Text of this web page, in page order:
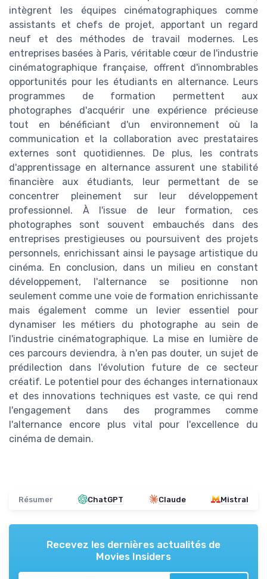
intègrent les équipes cinématographiques comme
assistants et chefs de projet, apportant un regard
neuf et des méthodes de travail modernes. Les
entreprises basées à Paris, véritable cœur de l'industrie
cinématographique française, offrent d'innombrables
opportunités pour les étudiants en alternance. Leurs
programmes de formation permettent aux
photographes d'acquérir une expérience précieuse
tout en bénéficiant d'un environnement où la
communication et la collaboration avec prestataires
externes sont quotidiennes. De plus, les contrats
d'apprentissage en alternance assurent une stabilité
financière aux étudiants, leur permettant de se
concentrer pleinement sur leur développement
professionnel. À l'issue de leur formation, ces
photographes sont souvent embauchés dans des
entreprises prestigieuses ou poursuivent des projets
personnels, enrichissant ainsi le paysage artistique du
cinéma. En conclusion, dans un milieu en constant
développement, l'alternance se positionne non
seulement comme une voie de formation enrichissante
mais également comme un levier essentiel pour
dynamiser les métiers du photographe au sein de
l'industrie cinématographique. La mise en lumière de
ces parcours deviendra, à n'en pas douter, un sujet de
prédilection dans l'évolution future de ce secteur
créatif. Le potentiel pour des échanges internationaux
et des innovations techniques est vaste, ce qui rend
l'engagement dans des programmes comme
l'alternance encore plus vital pour l'excellence du
cinéma de demain.
Résumer ChatGPT Claude Mistral
Recevez les dernières actualités de
Movies Insiders